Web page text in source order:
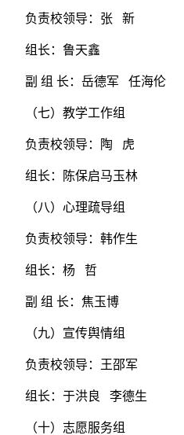
负责校领导：张 新
组长：鲁天鑫
副 组 长：岳德军 任海伦
（七）教学工作组
负责校领导：陶 虎
组长：陈保启马玉林
（八）心理疏导组
负责校领导：韩作生
组长：杨 哲
副 组 长：焦玉博
（九）宣传舆情组
负责校领导：王邵军
组长：于洪良 李德生
（十）志愿服务组